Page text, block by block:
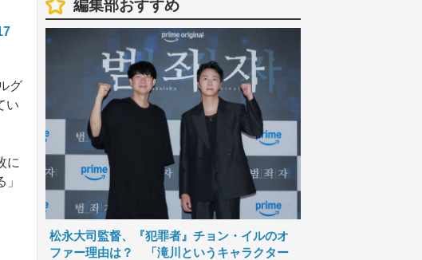
グ
い
に
編集部おすすめ
松永大司監督、『犯罪者』チョン・イルのオ
ファー理由は？ 「滝川というキャラクター